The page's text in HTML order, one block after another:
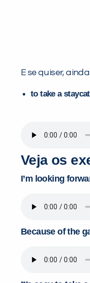
E se quiser,
to take a
Veja os
I’m looking
Because of the